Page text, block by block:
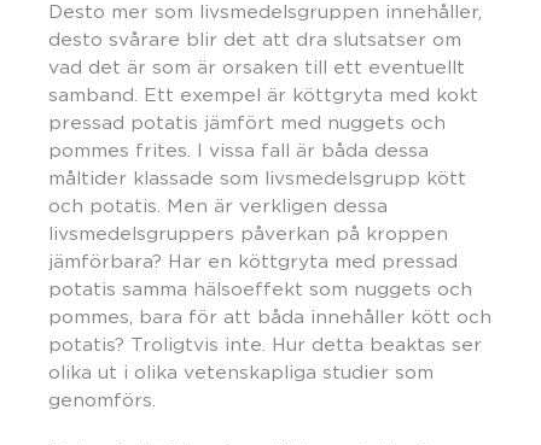
Desto mer som livsmedelsgruppen innehåller,
desto svårare blir det att dra slutsatser om
vad det är som är orsaken till ett eventuellt
samband. Ett exempel är köttgryta med kokt
pressad potatis jämfört med nuggets och
pommes frites. I vissa fall är båda dessa
måltider klassade som livsmedelsgrupp kött
och potatis. Men är verkligen dessa
livsmedelsgruppers påverkan på kroppen
jämförbara? Har en köttgryta med pressad
potatis samma hälsoeffekt som nuggets och
pommes, bara för att båda innehåller kött och
potatis? Troligtvis inte. Hur detta beaktas ser
olika ut i olika vetenskapliga studier som
genomförs.